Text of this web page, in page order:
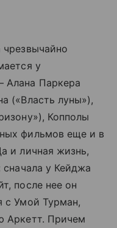
у
Алана Паркера
(«Власть луны»),
Копполы
фильмов еще и в
и личная жизнь,
у Кейджа
после нее он
с Умой Турман,
Аркетт. Причем